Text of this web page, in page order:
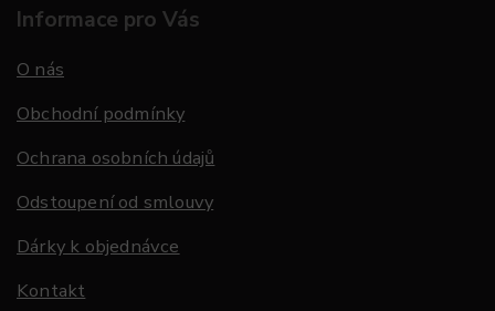
Informace pro Vás
O nás
Obchodní podmínky
Ochrana osobních údajů
Odstoupení od smlouvy
Dárky k objednávce
Kontakt